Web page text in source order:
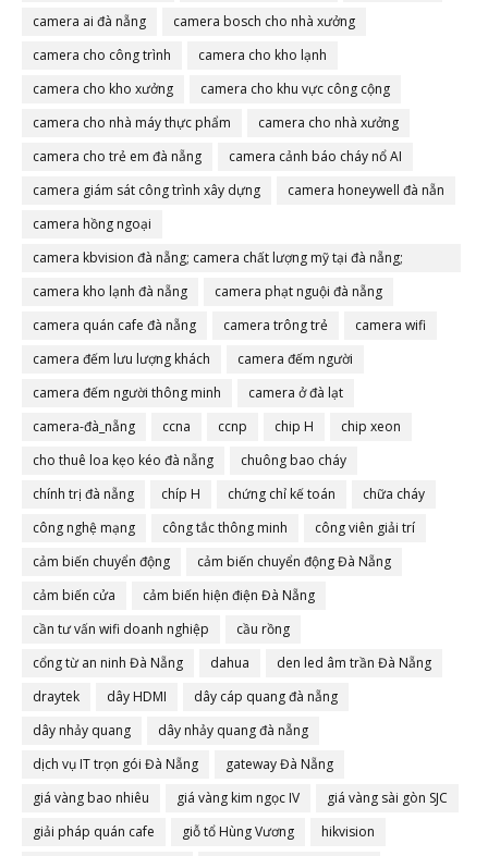
camera ai đà nẵng
camera bosch cho nhà xưởng
camera cho công trình
camera cho kho lạnh
camera cho kho xưởng
camera cho khu vực công cộng
camera cho nhà máy thực phẩm
camera cho nhà xưởng
camera cho trẻ em đà nẵng
camera cảnh báo cháy nổ AI
camera giám sát công trình xây dựng
camera honeywell đà nẵn
camera hồng ngoại
camera kbvision đà nẵng; camera chất lượng mỹ tại đà nẵng;
camera đà nẵng
camera kho lạnh đà nẵng
camera phạt nguội đà nẵng
camera quán cafe đà nẵng
camera trông trẻ
camera wifi
camera đếm lưu lượng khách
camera đếm người
camera đếm người thông minh
camera ở đà lạt
camera-đà_nẵng
ccna ccnp chip H
chip xeon
cho thuê loa kẹo kéo đà nẵng
chuông bao cháy
chính trị đà nẵng
chíp H chứng chỉ kế toán
chữa cháy
công nghệ mạng
công tắc thông minh
công viên giải trí
cảm biến chuyển động
cảm biến chuyển động Đà Nẵng
cảm biến cửa
cảm biến hiện điện Đà Nẵng
cần tư vấn wifi doanh nghiệp
cầu rồng
cổng từ an ninh Đà Nẵng
dahua
den led âm trần Đà Nẵng
draytek
dây HDMI
dây cáp quang đà nẵng
dây nhảy quang
dây nhảy quang đà nẵng
dịch vụ IT trọn gói Đà Nẵng
gateway Đà Nẵng
giá vàng bao nhiêu
giá vàng kim ngọc IV
giá vàng sài gòn SJC
giải pháp quán cafe
giỗ tổ Hùng Vương hikvision